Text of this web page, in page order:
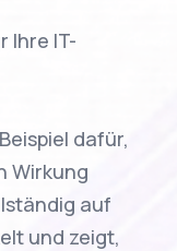
Ihre IT-
dafür,
Wirkung
auf
und zeigt,